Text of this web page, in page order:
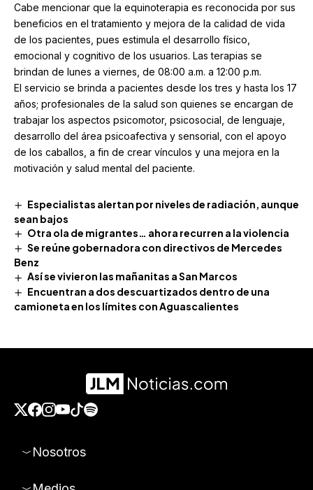
Cabe mencionar que la equinoterapia es reconocida por sus
beneficios en el tratamiento y mejora de la calidad de vida
de los pacientes, pues estimula el desarrollo físico,
emocional y cognitivo de los usuarios. Las terapias se
brindan de lunes a viernes, de 08:00 a.m. a 12:00 p.m.
El servicio se brinda a pacientes desde los tres y hasta los 17
años; profesionales de la salud son quienes se encargan de
trabajar los aspectos psicomotor, psicosocial, de lenguaje,
desarrollo del área psicoafectiva y sensorial, con el apoyo
de los caballos, a fin de crear vínculos y una mejora en la
motivación y salud mental del paciente.
Especialistas alertan por niveles de radiación, aunque
sean bajos
Otra ola de migrantes… ahora recurren a la violencia
Se reúne gobernadora con directivos de Mercedes
Benz
Así se vivieron las mañanitas a San Marcos
Encuentran a dos descuartizados dentro de una
camioneta en los límites con Aguascalientes
Nosotros